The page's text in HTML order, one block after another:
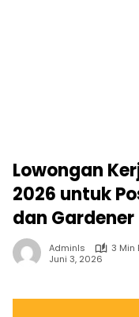
Lowongan
2026 untuk
dan Gardener
Adminls
3 Min
Juni 3, 2026